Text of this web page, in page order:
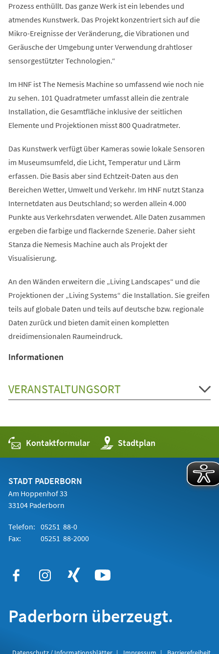
Prozess enthüllt. Das ganze Werk ist ein lebendes und
atmendes Kunstwerk. Das Projekt konzentriert sich auf die
Mikro-Ereignisse der Veränderung, die Vibrationen und
Geräusche der Umgebung unter Verwendung drahtloser
sensorgestützter Technologien.“
Im HNF ist The Nemesis Machine so umfassend wie noch nie
zu sehen. 101 Quadratmeter umfasst allein die zentrale
Installation, die Gesamtfläche inklusive der seitlichen
Elemente und Projektionen misst 800 Quadratmeter.
Das Kunstwerk verfügt über Kameras sowie lokale Sensoren
im Museumsumfeld, die Licht, Temperatur und Lärm
erfassen. Die Basis aber sind Echtzeit-Daten aus den
Bereichen Wetter, Umwelt und Verkehr. Im HNF nutzt Stanza
Internetdaten aus Deutschland; so werden allein 4.000
Punkte aus Verkehrsdaten verwendet. Alle Daten zusammen
ergeben die farbige und flackernde Szenerie. Daher sieht
Stanza die Nemesis Machine auch als Projekt der
Visualisierung.
An den Wänden erweitern die „Living Landscapes“ und die
Projektionen der „Living Systems“ die Installation. Sie greifen
teils auf globale Daten und teils auf deutsche bzw. regionale
Daten zurück und bieten damit einen kompletten
dreidimensionalen Raumeindruck.
Informationen
VERANSTALTUNGSORT
Kontaktformular Stadtplan
(Öffnet
in
einem
STADT PADERBORN
Am Hoppenhof 33
33104 Paderborn
Telefon: 05251 88-0
Fax:
05251 88-2000
Paderborn überzeugt.